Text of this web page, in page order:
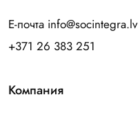
Е-почта info@socintegra.lv
+371 26 383 251
Компания